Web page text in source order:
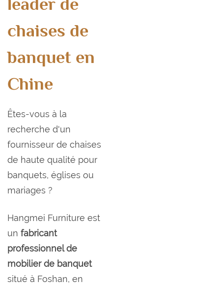
leader de
chaises de
banquet en
Chine
Êtes-vous à la
recherche d'un
fournisseur de chaises
de haute qualité pour
banquets, églises ou
mariages ?
Hangmei Furniture est
un fabricant
professionnel de
mobilier de banquet
situé à Foshan, en